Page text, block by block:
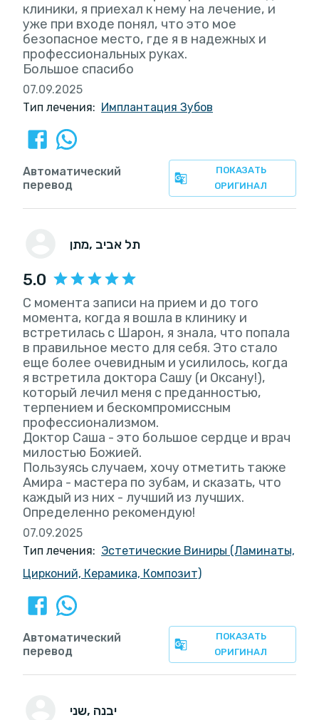
клиники, я приехал к нему на лечение, и
уже при входе понял, что это мое
безопасное место, где я в надежных и
профессиональных руках.
Большое спасибо
07.09.2025
Тип лечения: Имплантация Зубов
ПОКАЗАТЬ
ОРИГИНАЛ
Автоматический
перевод
מתן , תל אביב
5.0
С момента записи на прием и до того
момента, когда я вошла в клинику и
встретилась с Шарон, я знала, что попала
в правильное место для себя. Это стало
еще более очевидным и усилилось, когда
я встретила доктора Сашу (и Оксану!),
который лечил меня с преданностью,
терпением и бескомпромиссным
профессионализмом.
Доктор Саша - это большое сердце и врач
милостью Божией.
Пользуясь случаем, хочу отметить также
Амира - мастера по зубам, и сказать, что
каждый из них - лучший из лучших.
Определенно рекомендую!
07.09.2025
Тип лечения: Эстетические Виниры (Ламинаты,
Цирконий, Керамика, Композит)
ПОКАЗАТЬ
ОРИГИНАЛ
Автоматический
перевод
שני , יבנה